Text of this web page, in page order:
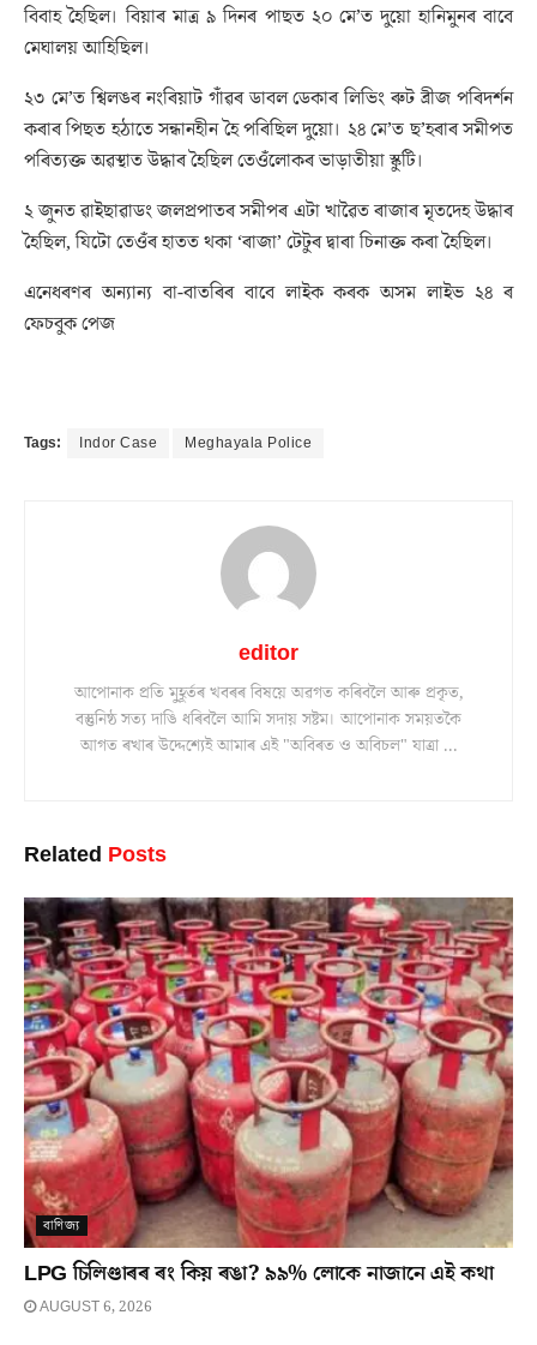
বিবাহ হৈছিল। বিয়াৰ মাত্ৰ ৯ দিনৰ পাছত ২০ মে’ত দুয়ো হানিমুনৰ বাবে
মেঘালয় আহিছিল।
২৩ মে’ত শ্বিলঙৰ নংৰিয়াট গাঁৱৰ ডাবল ডেকাৰ লিভিং ৰুট ব্ৰীজ পৰিদৰ্শন
কৰাৰ পিছত হঠাতে সন্ধানহীন হৈ পৰিছিল দুয়ো। ২৪ মে’ত ছ’হৰাৰ সমীপত
পৰিত্যক্ত অৱস্থাত উদ্ধাৰ হৈছিল তেওঁলোকৰ ভাড়াতীয়া স্কুটি।
২ জুনত ৱাইছাৱাডং জলপ্ৰপাতৰ সমীপৰ এটা খাৱৈত ৰাজাৰ মৃতদেহ উদ্ধাৰ
হৈছিল, যিটো তেওঁৰ হাতত থকা ‘ৰাজা’ টেটুৰ দ্বাৰা চিনাক্ত কৰা হৈছিল।
এনেধৰণৰ অন্যান্য বা-বাতৰিৰ বাবে লাইক কৰক অসম লাইভ ২৪ ৰ
ফেচবুক পেজ
Tags: Indor Case Meghayala Police
editor
আপোনাক প্ৰতি মুহূৰ্তৰ খবৰৰ বিষয়ে অৱগত কৰিবলৈ আৰু প্ৰকৃত,
বস্তুনিষ্ঠ সত্য দাঙি ধৰিবলৈ আমি সদায় সষ্টম। আপোনাক সময়তকৈ
আগত ৰখাৰ উদ্দেশ্যেই আমাৰ এই "অবিৰত ও অবিচল" যাত্ৰা ...
Related Posts
বাণিজ্য
LPG চিলিণ্ডাৰৰ ৰং কিয় ৰঙা? ৯৯% লোকে নাজানে এই কথা
AUGUST 6, 2026